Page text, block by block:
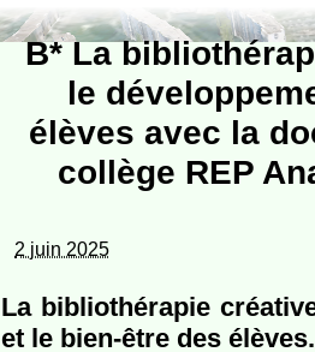
B* La
le
élèves avec la
collège REP
2 juin 2025
La bibliothérapie
et le bien-être des élèves.